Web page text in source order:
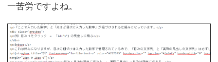
一苦労ですよね。